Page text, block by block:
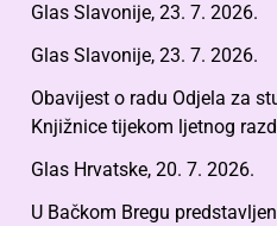
Glas Slavonije, 23. 7. 2026.
Glas Slavonije, 23. 7. 2026.
Obavijest o radu Odjela za
Knjižnice tijekom ljetnog
Glas Hrvatske, 20. 7. 2026.
U Bačkom Bregu